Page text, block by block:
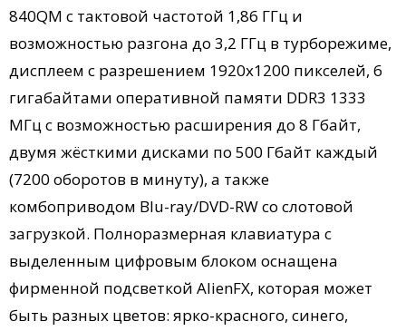
840QM с тактовой частотой 1,86 ГГц и
возможностью разгона до 3,2 ГГц в турборежиме,
дисплеем с разрешением 1920х1200 пикселей, 6
гигабайтами оперативной памяти DDR3 1333
МГц с возможностью расширения до 8 Гбайт,
двумя жёсткими дисками по 500 Гбайт каждый
(7200 оборотов в минуту), а также
комбоприводом Blu-ray/DVD-RW со слотовой
загрузкой. Полноразмерная клавиатура с
выделенным цифровым блоком оснащена
фирменной подсветкой AlienFX, которая может
быть разных цветов: ярко-красного, синего,